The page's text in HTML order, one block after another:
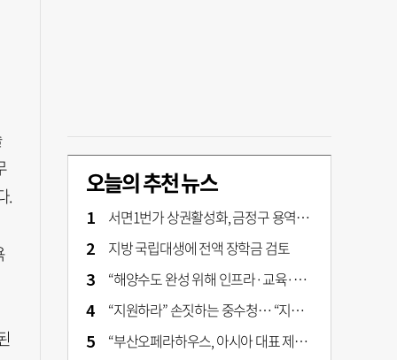
.
오늘의 추천 뉴스
서면1번가 상권활성화, 금정구 용역 그대로 ‘복붙’
지방 국립대생에 전액 장학금 검토
“해양수도 완성 위해 인프라·교육·세제 등 전방위 지원”…부산해양수도특별법’ 개정안 발의
“지원하라” 손짓하는 중수청… “지켜보자” 머뭇대는 검찰
“부산오페라하우스, 아시아 대표 제작 극장 지향해야”